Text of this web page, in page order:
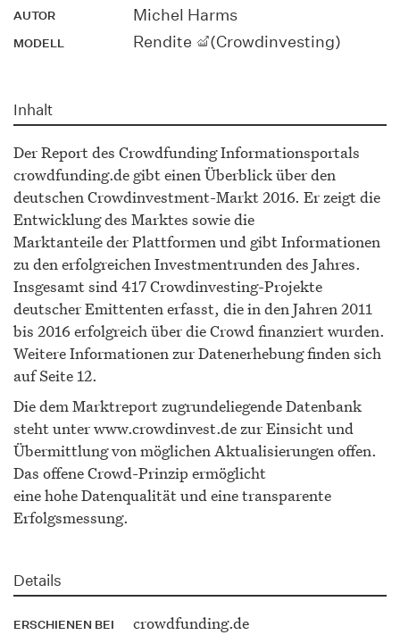
AUTOR Michel Harms
MODELL Rendite (Crowdinvesting)
Inhalt
Der Report des Crowdfunding Informationsportals
crowdfunding.de gibt einen Überblick über den
deutschen Crowdinvestment-Markt 2016. Er zeigt die
Entwicklung des Marktes sowie die
Marktanteile der Plattformen und gibt Informationen
zu den erfolgreichen Investmentrunden des Jahres.
Insgesamt sind 417 Crowdinvesting-Projekte
deutscher Emittenten erfasst, die in den Jahren 2011
bis 2016 erfolgreich über die Crowd finanziert wurden.
Weitere Informationen zur Datenerhebung finden sich
auf Seite 12.
Die dem Marktreport zugrundeliegende Datenbank
steht unter www.crowdinvest.de zur Einsicht und
Übermittlung von möglichen Aktualisierungen offen.
Das offene Crowd-Prinzip ermöglicht
eine hohe Datenqualität und eine transparente
Erfolgsmessung.
Details
ERSCHIENEN BEI crowdfunding.de